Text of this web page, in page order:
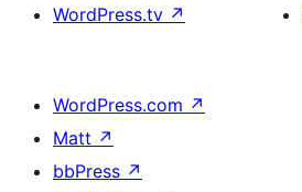
WordPress.tv ↗
WordPress.com ↗
Matt ↗
bbPress ↗